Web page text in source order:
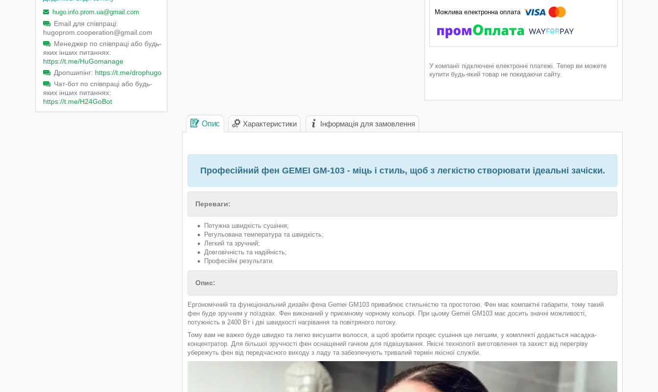
У компанії підключені електронні платежі. Тепер ви можете
купити будь-який товар не покидаючи сайту.
Опис Характеристики Інформація для замовлення
Професійний фен GEMEI GM-103 - міць і стиль, щоб з легкістю створювати ідеальні зачіски.
Переваги:
Потужна швидкість сушіння;
Регульована температура та швидкість;
Легкий та зручний;
Довговічність та надійність;
Професійні результати.
Опис:
Ергономічний та функціональний дизайн фена Gemei GM103 приваблює стильністю та простотою. Фен має компактні габарити, тому такий
фен буде зручним у поїздках. Фен виконаний у приємному чорному кольорі. При цьому Gemei GM103 має досить значні можливості,
потужність в 2400 Вт і дві швидкості нагрівання та повітряного потоку.
Тому вам не важко буде швидко та легко висушити волосся, а щоб зробити процес сушіння ще легшим, у комплекті додається насадка-
концентратор. Для більшої зручності фен оснащений гачком для підвішування. Якісні технології виготовлення та захист від перегріву
убережуть фен від передчасного виходу з ладу та забезпечують тривалий термін якісної служби.
hugo.info.prom.ua@gmail.com
Email для співпраці
hugoprom.cooperation@gmail.com
Менеджер по співпраці або будь-
яких інших питаннях
https://t.me/HuGomanage
Дропшипінг https://t.me/drophugo
Чат-бот по співпраці або будь-
яких інших питаннях
https://t.me/H24GoBot